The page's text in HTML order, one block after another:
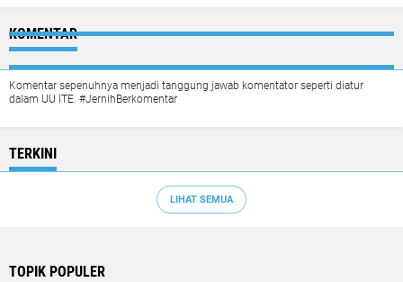
KOMENTAR
Komentar sepenuhnya menjadi tanggung jawab komentator seperti diatur
dalam UU ITE. #JernihBerkomentar
TERKINI
LIHAT SEMUA
TOPIK POPULER